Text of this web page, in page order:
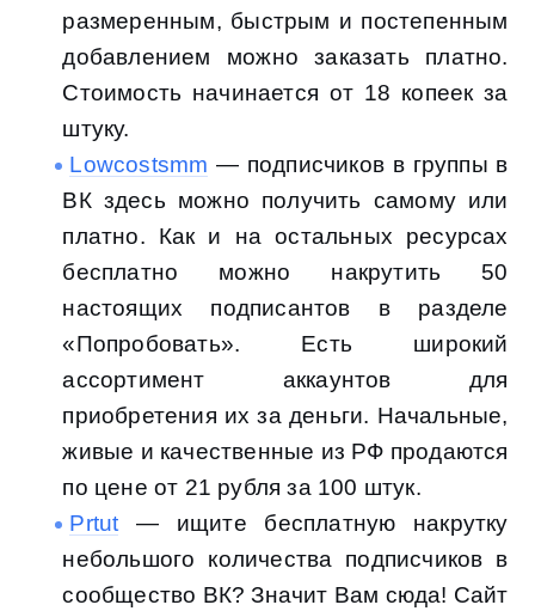
размеренным, быстрым и постепенным
добавлением можно заказать платно.
Стоимость начинается от 18 копеек за
штуку.
Lowcostsmm — подписчиков в группы в
ВК здесь можно получить самому или
платно. Как и на остальных ресурсах
бесплатно можно накрутить 50
настоящих подписантов в разделе
«Попробовать». Есть широкий
ассортимент аккаунтов для
приобретения их за деньги. Начальные,
живые и качественные из РФ продаются
по цене от 21 рубля за 100 штук.
Prtut— ищите бесплатную накрутку
небольшого количества подписчиков в
сообщество ВК? Значит Вам сюда! Сайт